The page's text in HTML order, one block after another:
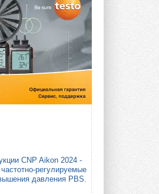
CNP Aikon 2024 -
регулируемые
давления PBS.